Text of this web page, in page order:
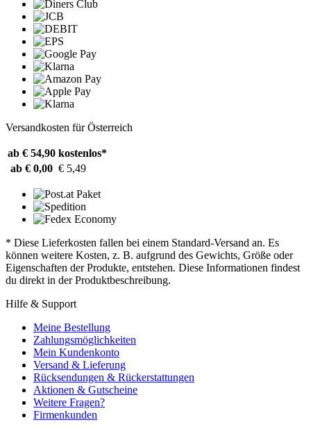
Versandkosten für Österreich
ab € 54,90 kostenlos*
ab € 0,00 € 5,49
* Diese Lieferkosten fallen bei einem Standard-Versand an. Es
können weitere Kosten, z. B. aufgrund des Gewichts, Größe oder
Eigenschaften der Produkte, entstehen. Diese Informationen findest
du direkt in der Produktbeschreibung.
Hilfe & Support
Meine Bestellung
Zahlungsmöglichkeiten
Mein Kundenkonto
Versand & Lieferung
Rücksendungen & Rückerstattungen
Aktionen & Gutscheine
Weitere Fragen?
Firmenkunden